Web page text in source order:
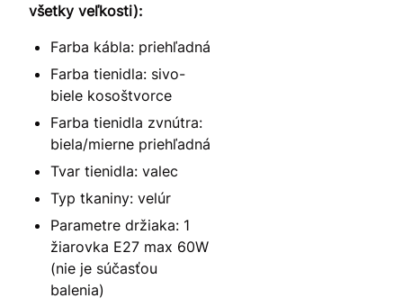
všetky veľkosti):
Farba kábla: priehľadná
Farba tienidla: sivo-
biele kosoštvorce
Farba tienidla zvnútra:
biela/mierne priehľadná
Tvar tienidla: valec
Typ tkaniny: velúr
Parametre držiaka: 1
žiarovka E27 max 60W
(nie je súčasťou
balenia)